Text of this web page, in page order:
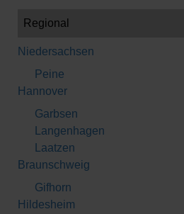
Regional
Niedersachsen
Peine
Hannover
Garbsen
Langenhagen
Laatzen
Braunschweig
Gifhorn
Hildesheim